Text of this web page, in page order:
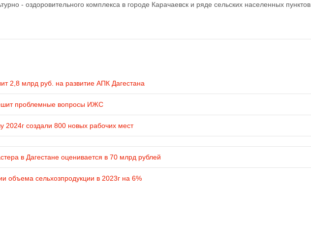
- оздоровительного комплекса в городе Карачаевск и ряде сельских населенных пунктов.
2,8 млрд руб. на развитие АПК Дагестана
проблемные вопросы ИЖС
2024г создали 800 новых рабочих мест
в Дагестане оценивается в 70 млрд рублей
объема сельхозпродукции в 2023г на 6%